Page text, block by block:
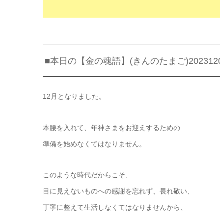
■本日の【金の魂語】(きんのたまご
12月となりました。
本腰を入れて、年神さまをお迎えするための
準備を始めなくてはなりません。
このような時代だからこそ、
目に見えないものへの感謝を忘れず、畏れ敬い、
丁寧に整えて生活しなくてはなりませんから、